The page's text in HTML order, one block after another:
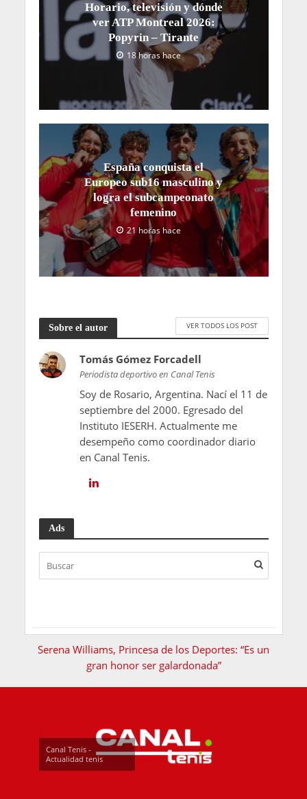
Horario, televisión y dónde
ver ATP Montreal 2026:
Popyrin – Tirante
18 horas hace
España conquista el
Europeo sub16 masculino y
logra el subcampeonato
femenino
21 horas hace
Sobre el autor VER TODOS LOS POST
Tomás Gómez Forcadell
Periodista deportivo en Canal Tenis
Soy de Rosario, Argentina. Nací el 11 de
septiembre del 2000. Egresado del
Instituto IESERH. Actualmente me
desempeño como coordinador diario
en Canal Tenis.
Ads
Serena Williams, Princesa de los Deportes: “Es un
gran honor ser galardonada”
Canal Tenis -
Actualidad tenis